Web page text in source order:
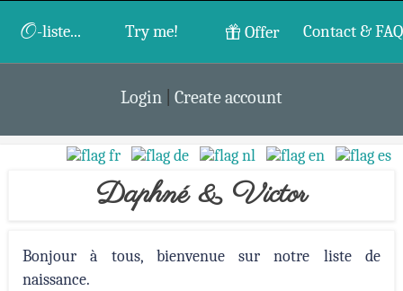
O-liste... Try me! Offer Contact & FAQ
Login Create account
Daphné & Victor
Bonjour à tous, bienvenue sur notre liste de
naissance.